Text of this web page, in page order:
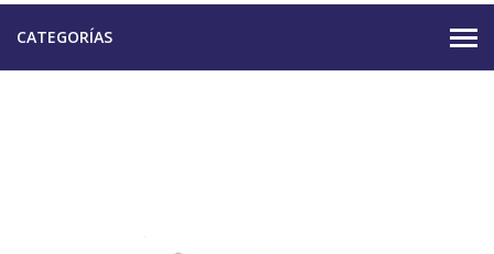
CATEGORÍAS